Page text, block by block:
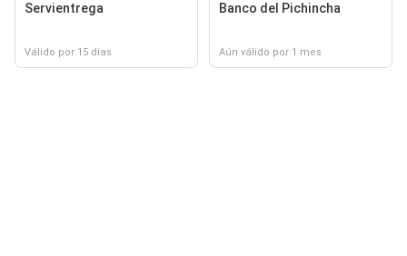
Servientrega
Válido por 15 días
Banco del Pichincha
Aún válido por 1 mes